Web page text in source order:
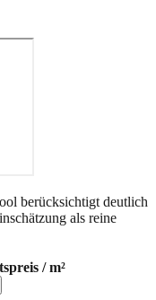
berücksichtigt deutlich
als reine
/ m²